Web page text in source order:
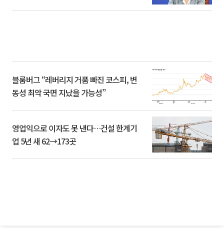
블룸버그 “레버리지 거품 빠진 코스피, 변
동성 최악 국면 지났을 가능성”
영업익으로 이자도 못 낸다…건설 한계기
업 5년 새 62→173곳